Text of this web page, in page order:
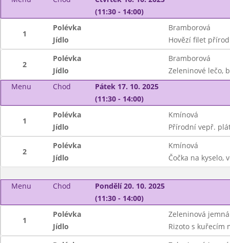
(11:30 - 14:00)
1
Polévka
Bramborová
Jídlo
Hovězí filet
2
Polévka
Bramborová
Jídlo
Zeleninové lečo,
Menu
Chod
Pátek 17. 10. 2025
(11:30 - 14:00)
1
Polévka
Kmínová
Jídlo
Přírodní vepř.
2
Polévka
Kmínová
Jídlo
Čočka na kyselo,
Menu Chod
Pondělí 20. 10. 2025
(11:30 - 14:00)
1
Polévka
Zeleninová jemná
Jídlo
Rizoto s kuřecím